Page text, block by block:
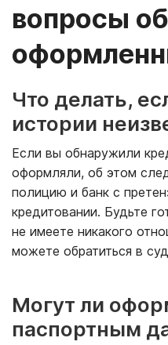
вопросы об
Что делать,
истории
Если вы обнаружили
оформляли, об этом
полицию и банк с
кредитовании. Будьте
не имеете никакого
можете обратиться в
Могут ли
паспортным